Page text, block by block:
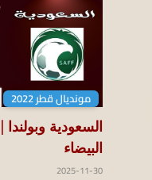
مونديال قطر 2022
السعودية
البيضاء
2025-11-30